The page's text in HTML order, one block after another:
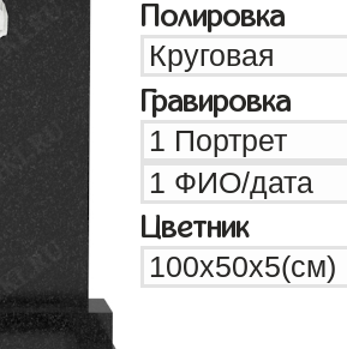
Полировка
Гравировка
Цветник